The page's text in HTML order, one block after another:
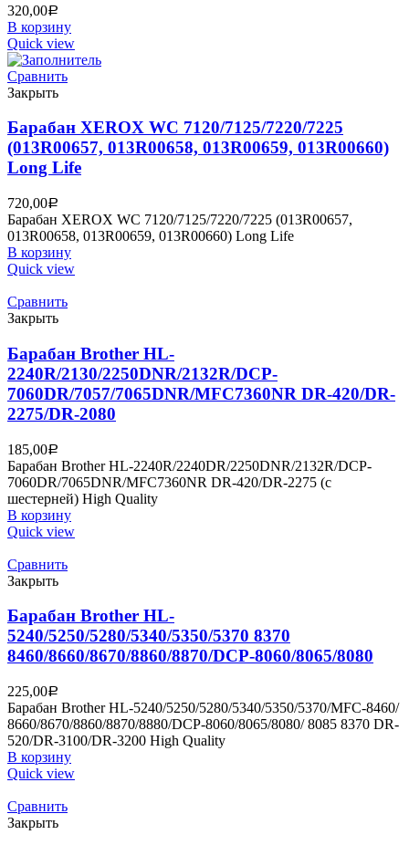
320,00Р
В корзину
Quick view
Сравнить
Закрыть
Барабан XEROX WC 7120/7125/7220/7225
(013R00657, 013R00658, 013R00659, 013R00660)
Long Life
720,00Р
Барабан XEROX WC 7120/7125/7220/7225 (013R00657,
013R00658, 013R00659, 013R00660) Long Life
В корзину
Quick view
Сравнить
Закрыть
Барабан Brother HL-
2240R/2130/2250DNR/2132R/DCP-
7060DR/7057/7065DNR/MFC7360NR DR-420/DR-
2275/DR-2080
185,00Р
Барабан Brother HL-2240R/2240DR/2250DNR/2132R/DCP-
7060DR/7065DNR/MFC7360NR DR-420/DR-2275 (с
шестерней) High Quality
В корзину
Quick view
Сравнить
Закрыть
Барабан Brother HL-
5240/5250/5280/5340/5350/5370 8370
8460/8660/8670/8860/8870/DCP-8060/8065/8080
225,00Р
Барабан Brother HL-5240/5250/5280/5340/5350/5370/MFC-8460/
8660/8670/8860/8870/8880/DCP-8060/8065/8080/ 8085 8370 DR-
520/DR-3100/DR-3200 High Quality
В корзину
Quick view
Сравнить
Закрыть